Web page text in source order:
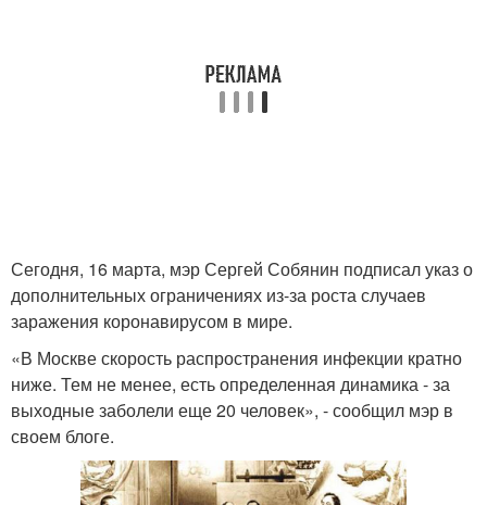
Сегодня, 16 марта, мэр Сергей Собянин подписал указ о
дополнительных ограничениях из-за роста случаев
заражения коронавирусом в мире.
«В Москве скорость распространения инфекции кратно
ниже. Тем не менее, есть определенная динамика - за
выходные заболели еще 20 человек», - сообщил мэр в
своем блоге.